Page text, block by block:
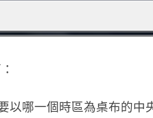
以哪一個時區為桌布的中